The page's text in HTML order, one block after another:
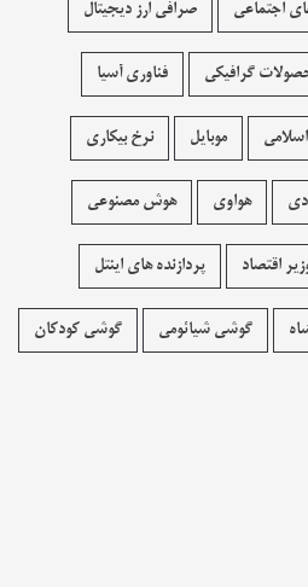
اجتماعی صرافی ارز دیجیتال
گرافيکی فناوری آسیا
موبایل نرخ بیکاری
هواوی هوش مصنوعی
اقتصاد پردازنده های اینتل
گوشی شیائومی گوشی کودکان